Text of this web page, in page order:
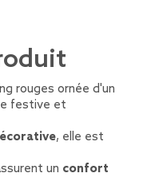
rouges ornée d'un
festive et
, elle est
un confort